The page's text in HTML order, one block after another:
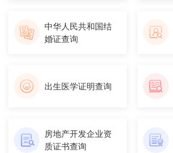
中华人民共和国结
婚证查询
出生医学证明查询
房地产开发企业资
质证书查询